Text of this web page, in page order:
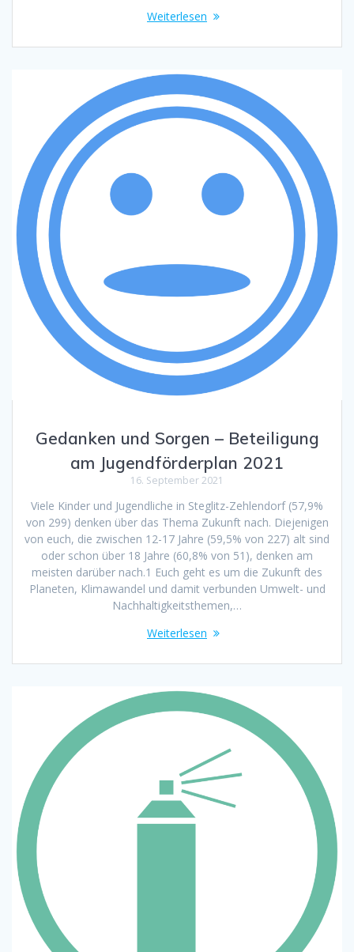
Weiterlesen
Gedanken und Sorgen – Beteiligung
am Jugendförderplan 2021
16. September 2021
Viele Kinder und Jugendliche in Steglitz-Zehlendorf (57,9%
von 299) denken über das Thema Zukunft nach. Diejenigen
von euch, die zwischen 12-17 Jahre (59,5% von 227) alt sind
oder schon über 18 Jahre (60,8% von 51), denken am
meisten darüber nach.1 Euch geht es um die Zukunft des
Planeten, Klimawandel und damit verbunden Umwelt- und
Nachhaltigkeitsthemen,…
Weiterlesen